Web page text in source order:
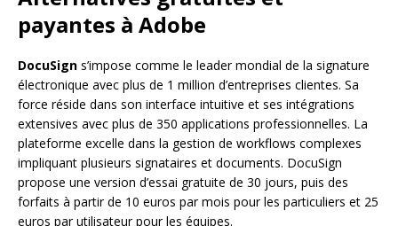
payantes à Adobe
DocuSign s’impose comme le leader mondial de la signature
électronique avec plus de 1 million d’entreprises clientes. Sa
force réside dans son interface intuitive et ses intégrations
extensives avec plus de 350 applications professionnelles. La
plateforme excelle dans la gestion de workflows complexes
impliquant plusieurs signataires et documents. DocuSign
propose une version d’essai gratuite de 30 jours, puis des
forfaits à partir de 10 euros par mois pour les particuliers et 25
euros par utilisateur pour les équipes.